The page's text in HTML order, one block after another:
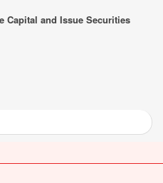
Capital and Issue Securities